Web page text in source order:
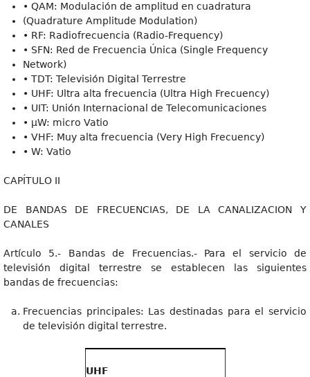
• QAM: Modulación de amplitud en cuadratura
(Quadrature Amplitude Modulation)
• RF: Radiofrecuencia (Radio-Frequency)
• SFN: Red de Frecuencia Única (Single Frequency
Network)
• TDT: Televisión Digital Terrestre
• UHF: Ultra alta frecuencia (Ultra High Frecuency)
• UIT: Unión Internacional de Telecomunicaciones
• μW: micro Vatio
• VHF: Muy alta frecuencia (Very High Frecuency)
• W: Vatio
CAPÍTULO II
DE BANDAS DE FRECUENCIAS, DE LA CANALIZACION Y
CANALES
Artículo 5.- Bandas de Frecuencias.- Para el servicio de
televisión digital terrestre se establecen las siguientes
bandas de frecuencias:
Frecuencias principales: Las destinadas para el servicio
de televisión digital terrestre.
UHF